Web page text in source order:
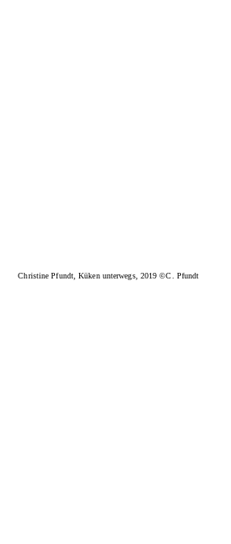
Christine Pfundt, Küken unterwegs, 2019 ©C. Pfundt